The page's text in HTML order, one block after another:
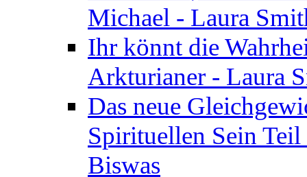
Michael - Laura
Ihr könnt die
Arkturianer - Laura
Das neue
Spirituellen Sein
Biswas